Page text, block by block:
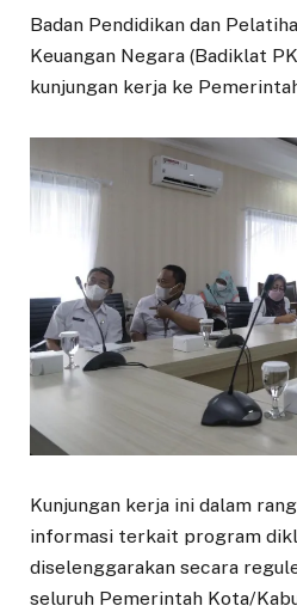
Badan Pendidikan dan
Keuangan Negara (Badiklat
kunjungan kerja ke
Kunjungan kerja ini dalam
informasi terkait program
diselenggarakan secara
seluruh Pemerintah Kota/